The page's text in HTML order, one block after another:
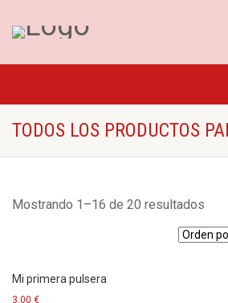
TODOS LOS PRODUCTOS
Mostrando 1–16 de 20 resultados
Mi primera pulsera
3.00 €